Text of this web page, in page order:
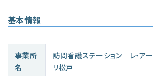
基本情報
事業所
名
訪問看護ステーション レ・アー
リ松戸